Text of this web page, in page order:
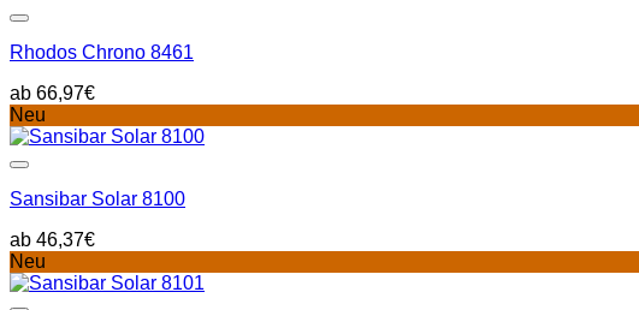
Rhodos Chrono 8461
66,97€
Neu
Sansibar Solar 8100
46,37€
Neu